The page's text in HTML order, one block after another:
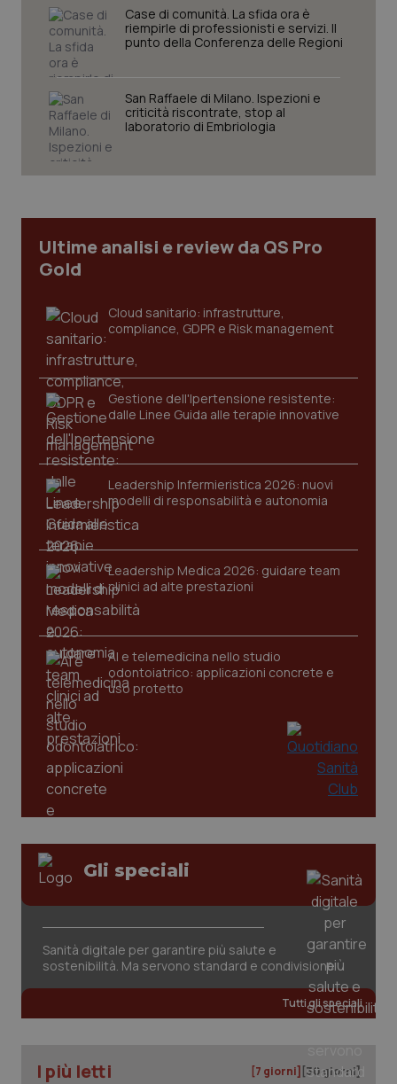
Case di comunità. La sfida ora è
riempirle di professionisti e servizi. Il
punto della Conferenza delle Regioni
San Raffaele di Milano. Ispezioni e
criticità riscontrate, stop al
laboratorio di Embriologia
Ultime analisi e review da QS Pro
Gold
Cloud sanitario: infrastrutture,
compliance, GDPR e Risk management
Gestione dell'Ipertensione resistente:
dalle Linee Guida alle terapie innovative
Leadership Infermieristica 2026: nuovi
modelli di responsabilità e autonomia
Leadership Medica 2026: guidare team
clinici ad alte prestazioni
AI e telemedicina nello studio
odontoiatrico: applicazioni concrete e
uso protetto
Gli speciali
Sanità digitale per garantire più salute e
sostenibilità. Ma servono standard e condivisione
Tutti gli speciali
I più letti [7 giorni] [30 giorni]
Nome
Fornitore /Dominio
VISITOR_PRIVACY_METADATA
YouTube
CookieScriptConsent
CookieScript
tracking-enable
tracking-sites-ironfish-
session-id
www.quotidianosanita.it
_ga
Google LLC
.quotidianosanita.it